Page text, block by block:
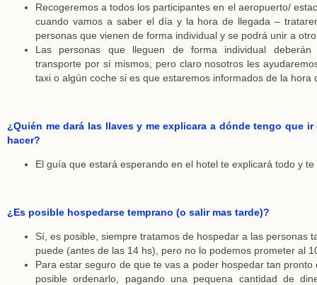
Recogeremos a todos los participantes en el aeropuerto/
cuando vamos a saber el día y la hora de llegada –
personas que vienen de forma individual y se podrá unir a
Las personas que lleguen de forma individual
transporte por sí mismos, pero claro nosotros les
taxi o algún coche si es que estaremos informados de la hora
¿Quién me dará las llaves y me explicara a dónde tengo que
hacer?
El guía que estará esperando en el hotel te explicará todo y
¿Es posible hospedarse temprano (o salir mas tarde)?
Sí, es posible, siempre tratamos de hospedar a las personas
puede (antes de las 14 hs), pero no lo podemos prometer al
Para estar seguro de que te vas a poder hospedar tan pronto
posible ordenarlo, pagando una pequena cantidad de